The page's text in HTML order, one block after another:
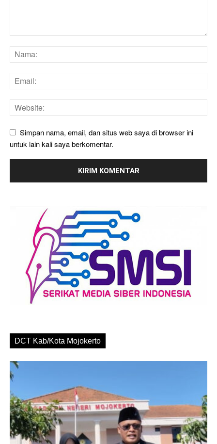
Simpan nama, email, dan situs web saya di browser ini
untuk lain kali saya berkomentar.
DCT Kab/Kota Mojokerto